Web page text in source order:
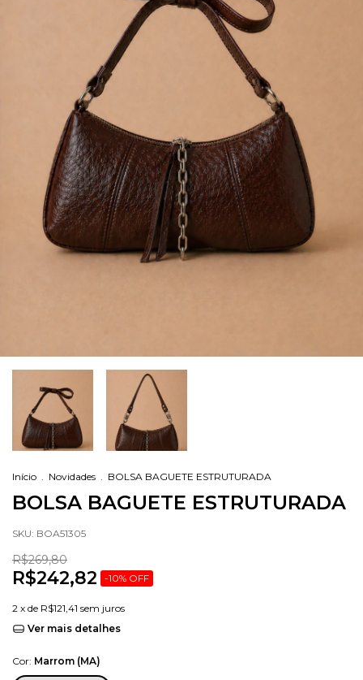
Início . Novidades . BOLSA BAGUETE ESTRUTURADA
BOLSA BAGUETE ESTRUTURADA
SKU: BOA51305
R$269,80
R$242,82 -10% OFF
2 x de R$121,41 sem juros
Ver mais detalhes
Cor: Marrom (MA)